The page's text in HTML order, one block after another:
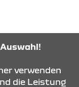
verwenden
die Leistung